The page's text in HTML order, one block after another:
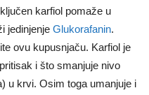
karfiol pomaže u
jedinjenje Glukorafanin.
ovu kupusnjaču. Karfiol je
i što smanjuje nivo
u krvi. Osim toga umanjuje i